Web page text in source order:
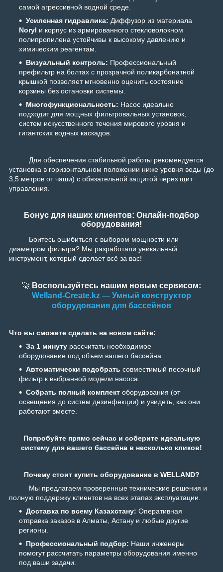
самой агрессивной водной среде.
Усиленная гидравлика: Диффузор из материала
Noryl и корпус из армированного стекловолокном
полипропилена устойчивы к высокому давлению и
химическим реагентам.
Визуальный контроль: Профессиональный
префильтр на болтах с прозрачной поликарбонатной
крышкой позволяет мгновенно оценить состояние
корзины без остановки системы.
Многофункциональность: Насос идеально
подходит для мощных фильтровальных установок,
систем искусственного течения мирового уровня и
гигантских водных каскадов.
Для обеспечения стабильной работы рекомендуется
установка в горизонтальном положении ниже уровня воды (до
3,5 метров от чаши) с обязательной защитой через щит
управления.
Бонус для наших клиентов: Онлайн-подбор
оборудования!
Боитесь ошибиться с выбором мощности или
диаметром фильтра? Мы разработали уникальный
инструмент, который сделает всё за вас!
🚀 Воспользуйтесь нашим новым сервисом:
Welland-Create.kz — Умный конструктор
оборудования для бассейнов
Что вы сможете сделать на новом сайте:
За 1 минуту рассчитать необходимое
оборудование под объем вашего бассейна.
Автоматически подобрать совместимый песочный
фильтр к выбранной модели насоса.
Собрать полный комплект оборудования (от
освещения до систем дезинфекции) и увидеть, как они
работают вместе.
Попробуйте прямо сейчас и соберите идеальную
систему для вашего бассейна в несколько кликов!
Почему стоит купить оборудование в WELLAND?
Мы предлагаем проверенные технические решения и
полную поддержку клиентов на всех этапах эксплуатации.
Доставка по всему Казахстану: Оперативная
отправка заказов в Алматы, Астану и любые другие
регионы.
Профессиональный подбор: Наши инженеры
помогут рассчитать параметры оборудования именно
под ваши задачи.